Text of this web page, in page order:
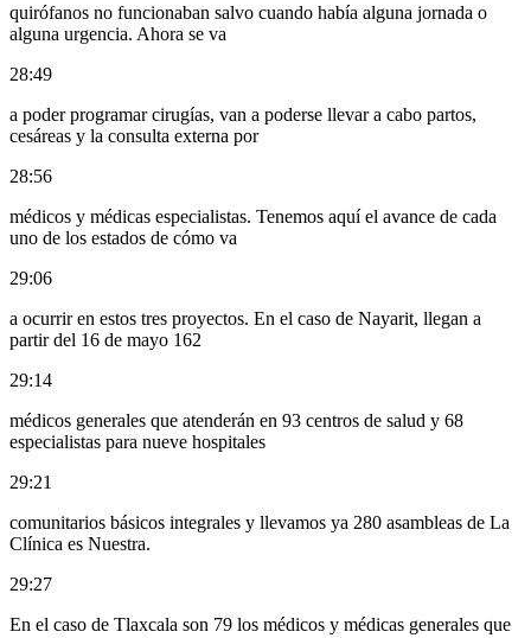
quirófanos no funcionaban salvo cuando había alguna jornada o
alguna urgencia. Ahora se va
28:49
a poder programar cirugías, van a poderse llevar a cabo partos,
cesáreas y la consulta externa por
28:56
médicos y médicas especialistas. Tenemos aquí el avance de cada
uno de los estados de cómo va
29:06
a ocurrir en estos tres proyectos. En el caso de Nayarit, llegan a
partir del 16 de mayo 162
29:14
médicos generales que atenderán en 93 centros de salud y 68
especialistas para nueve hospitales
29:21
comunitarios básicos integrales y llevamos ya 280 asambleas de La
Clínica es Nuestra.
29:27
En el caso de Tlaxcala son 79 los médicos y médicas generales que